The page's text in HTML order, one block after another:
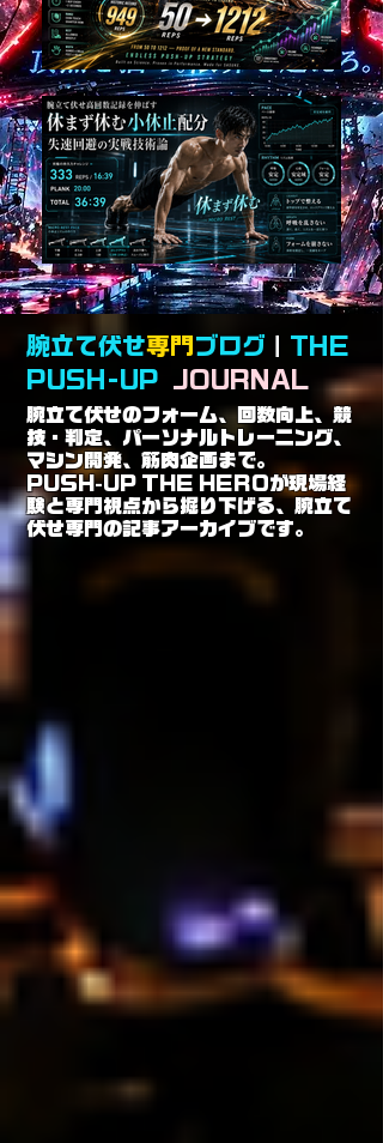
腕立て伏せ専門 ブログ
THE
PUSH-UP
JOURNAL
腕立て伏せのフォーム、回数向上、競
技・判定、パーソナルトレーニング、
マシン開発、筋肉企画まで。
PUSH-UP THE HEROが現場経
験と専門視点から掘り下げる、腕立て
伏せ専門の記事アーカイブです。